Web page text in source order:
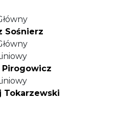
Sośnierz
Pirogowicz
Tokarzewski